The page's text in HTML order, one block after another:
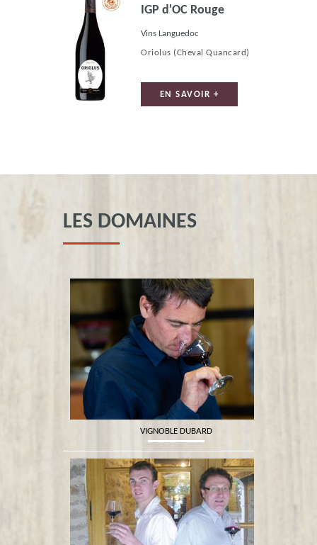
IGP d'OC Rouge
Vins Languedoc
Oriolus (Cheval Quancard)
EN SAVOIR +
LES DOMAINES